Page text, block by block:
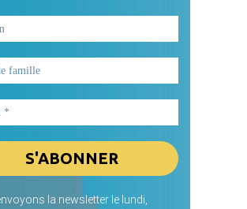
la newsletter le lundi,